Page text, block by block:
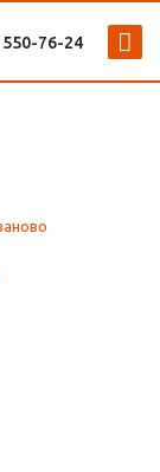
‎550-76-24